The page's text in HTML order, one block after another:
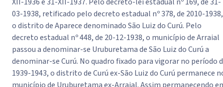
03-1938, retificado pelo decreto estadual nº 378, de 2010-1938,
o distrito de Aparece denominado São Luiz do Curú. Pelo
decreto estadual nº 448, de 20-12-1938, o município de Arraial
passou a denominar-se Uruburetama de São Luiz do Curú a
denominar-se Curú. No quadro fixado para vigorar no período
1939-1943, o distrito de Curú ex-São Luiz do Curú permanece